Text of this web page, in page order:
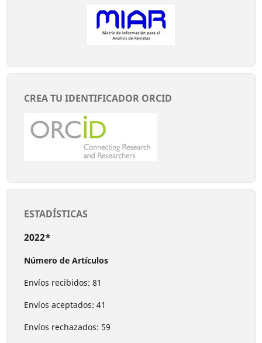
CREA TU IDENTIFICADOR ORCID
ESTADÍSTICAS
2022*
Número de Artículos
Envíos recibidos: 81
Envíos aceptados: 41
Envíos rechazados: 59